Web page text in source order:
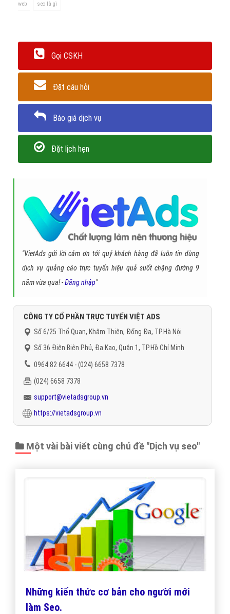
web seo là gì
Gọi CSKH
Đặt câu hỏi
Báo giá dịch vụ
Đặt lịch hẹn
"VietAds gửi lời cảm ơn tới quý khách hàng đã luôn tin dùng
dịch vụ quảng cáo trực tuyến hiệu quả suốt chặng đường 9
năm vừa qua! -Đăng nhập"
CÔNG TY CỔ PHẦN TRỰC TUYẾN VIỆT ADS
Số 6/25 Thổ Quan, Khâm Thiên, Đống Đa, TP.Hà Nội
Số 36 Điện Biên Phủ, Đa Kao, Quận 1, TP.Hồ Chí Minh
0964 82 6644 - (024) 6658 7378
(024) 6658 7378
support@vietadsgroup.vn
https://vietadsgroup.vn
Một vài bài viết cùng chủ đề "Dịch vụ seo"
Những kiến thức cơ bản cho người mới
làm Seo.